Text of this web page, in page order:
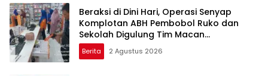
Beraksi di Dini Hari, Operasi Senyap
Komplotan ABH Pembobol Ruko dan
Sekolah Digulung Tim Macan
Blambangan
Berita 2 Agustus 2026